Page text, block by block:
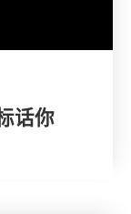
话你